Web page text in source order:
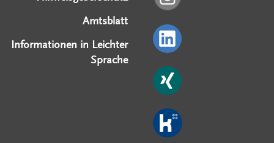
Amtsblatt
Informationen in Leichter
Sprache